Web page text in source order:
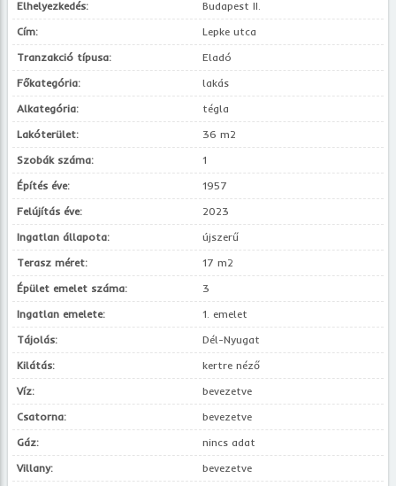
Elhelyezkedés:
Budapest II.
Cím:
Lepke utca
Tranzakció típusa:
Eladó
Főkategória:
lakás
Alkategória:
tégla
Lakóterület:
36 m2
Szobák száma:
1
Építés éve:
1957
Felújítás éve:
2023
Ingatlan állapota:
újszerű
Terasz méret:
17 m2
Épület emelet száma:
3
Ingatlan emelete:
1. emelet
Tájolás:
Dél-Nyugat
Kilátás:
kertre néző
Víz:
bevezetve
Csatorna:
bevezetve
Gáz:
nincs adat
Villany:
bevezetve